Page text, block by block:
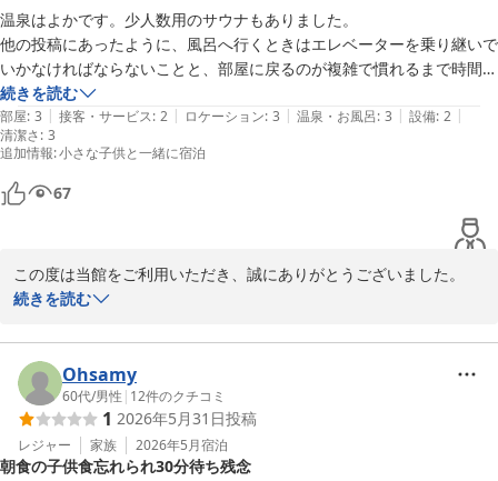
2026-06-20
温泉はよかです。少人数用のサウナもありました。
他の投稿にあったように、風呂へ行くときはエレベーターを乗り継いで
いかなければならないことと、部屋に戻るのが複雑で慣れるまで時間が
かかりました。
夜は焼肉でした。フリードリンク1,980円を追加しました。朝食も美味
しかったです。
続きを読む
部屋: 3 | 接客・サービス: 2 | ロケーション: 3 | 温泉・お風呂: 3 | 設備: 2 |
清潔さ: 3
追加情報:小さな子供と一緒に宿泊
67
この度は当館をご利用いただき、誠にありがとうございました。
温泉や少人数用のサウナ、朝食、夜鳴きそばをお楽しみいただけた
一方で浴場への動線やエレベーターの乗り継ぎ、客室への戻りづら
さでご不便をおかけし申し訳ございません。
案内表示やスタッフの説明を見直し、到着時に分かりやすくご案内
できるよう努めてまいります。
貴重なご意見ありがとうございます。
またのご来館を心よりお待ちしております。
続きを読む
Ohsamy
60代/男性 | 12件のクチコミ
1 2026年5月31日投稿
レジャー 家族 2026年5月宿泊
朝食の子供食忘れられ30分待ち残念